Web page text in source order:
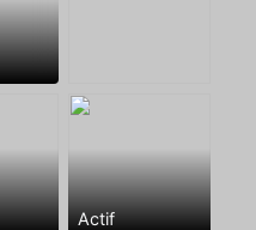
Actif